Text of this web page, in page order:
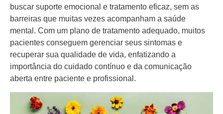
buscar suporte emocional e tratamento eficaz, sem as
barreiras que muitas vezes acompanham a saúde
mental. Com um plano de tratamento adequado, muitos
pacientes conseguem gerenciar seus sintomas e
recuperar sua qualidade de vida, enfatizando a
importância do cuidado contínuo e da comunicação
aberta entre paciente e profissional.